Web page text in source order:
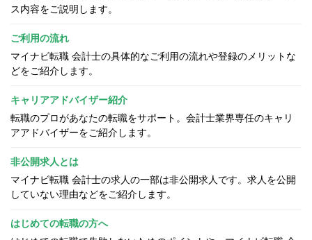
ス内容をご説明します。
ご利用の流れ
マイナビ転職 会計士の具体的なご利用の流れや登録のメリットな
どをご紹介します。
キャリアアドバイザー紹介
転職のプロがあなたの転職をサポート。会計士業界専任のキャリ
アアドバイザーをご紹介します。
非公開求人とは
マイナビ転職 会計士の求人の一部は非公開求人です。求人を公開
していない理由などをご紹介します。
はじめての転職の方へ